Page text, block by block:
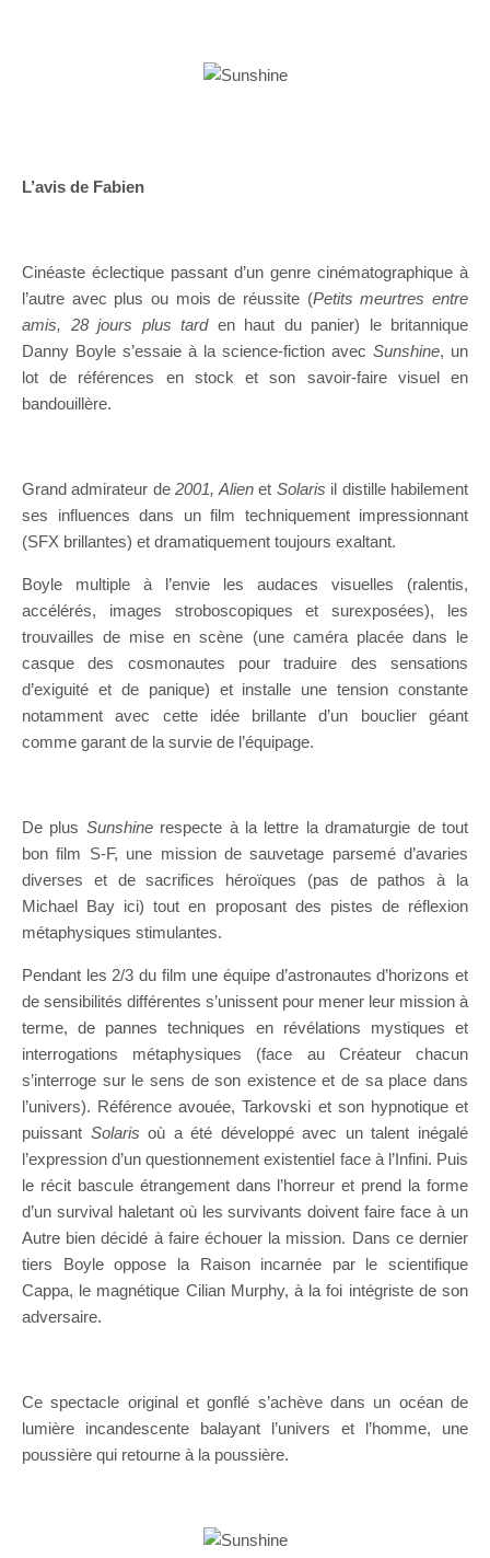
L’avis de Fabien
Cinéaste éclectique passant d’un genre cinématographique à
l’autre avec plus ou mois de réussite (Petits meurtres entre
amis, 28 jours plus tarden haut du panier) le britannique
Danny Boyle s’essaie à la science-fiction avec Sunshine, un
lot de références en stock et son savoir-faire visuel en
bandouillère.
Grand admirateur de2001, Alienet Solaris il distille habilement
ses influences dans un film techniquement impressionnant
(SFX brillantes) et dramatiquement toujours exaltant.
Boyle multiple à l’envie les audaces visuelles (ralentis,
accélérés, images stroboscopiques et surexposées), les
trouvailles de mise en scène (une caméra placée dans le
casque des cosmonautes pour traduire des sensations
d’exiguité et de panique) et installe une tension constante
notamment avec cette idée brillante d’un bouclier géant
comme garant de la survie de l’équipage.
De plus Sunshinerespecte à la lettre la dramaturgie de tout
bon film S-F, une mission de sauvetage parsemé d’avaries
diverses et de sacrifices héroïques (pas de pathos à la
Michael Bay ici) tout en proposant des pistes de réflexion
métaphysiques stimulantes.
Pendant les 2/3 du film une équipe d’astronautes d’horizons et
de sensibilités différentes s’unissent pour mener leur mission à
terme, de pannes techniques en révélations mystiques et
interrogations métaphysiques (face au Créateur chacun
s’interroge sur le sens de son existence et de sa place dans
l’univers). Référence avouée, Tarkovski et son hypnotique et
puissant Solaris où a été développé avec un talent inégalé
l’expression d’un questionnement existentiel face à l’Infini. Puis
le récit bascule étrangement dans l’horreur et prend la forme
d’un survival haletant où les survivants doivent faire face à un
Autre bien décidé à faire échouer la mission. Dans ce dernier
tiers Boyle oppose la Raison incarnée par le scientifique
Cappa, le magnétique Cilian Murphy, à la foi intégriste de son
adversaire.
Ce spectacle original et gonflé s’achève dans un océan de
lumière incandescente balayant l’univers et l’homme, une
poussière qui retourne à la poussière.